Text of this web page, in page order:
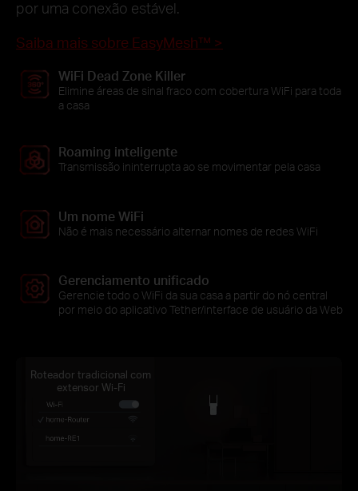
por uma conexão estável.
Saiba mais sobre EasyMesh™ >
WiFi Dead Zone Killer
Elimine áreas de sinal fraco com cobertura WiFi para toda
a casa
Roaming inteligente
Transmissão ininterrupta ao se movimentar pela casa
Um nome WiFi
Não é mais necessário alternar nomes de redes WiFi
Gerenciamento unificado
Gerencie todo o WiFi da sua casa a partir do nó central
por meio do aplicativo Tether/interface de usuário da Web
Roteador tradicional com
extensor Wi-Fi